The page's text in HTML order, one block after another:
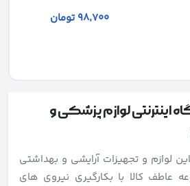
98٬700 تومان
اینترنتی لوازم پزشکی و
لوازم و تجهیزات آرایشی و بهداشتی
کالا با بکارگیری نیروی های